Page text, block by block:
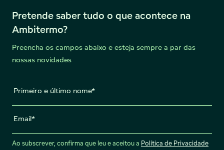
Pretende saber tudo o que acontece na
Ambitermo?
Preencha os campos abaixo e esteja sempre a par das
nossas novidades
Ao subscrever, confirma que leu e aceitou a Política de Privacidade